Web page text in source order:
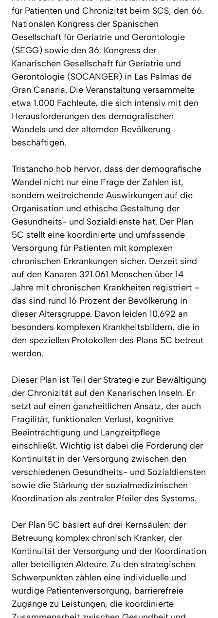
für Patienten und Chronizität beim SCS, den 66.
Nationalen Kongress der Spanischen
Gesellschaft für Geriatrie und Gerontologie
(SEGG) sowie den 36. Kongress der
Kanarischen Gesellschaft für Geriatrie und
Gerontologie (SOCANGER) in Las Palmas de
Gran Canaria. Die Veranstaltung versammelte
etwa 1.000 Fachleute, die sich intensiv mit den
Herausforderungen des demografischen
Wandels und der alternden Bevölkerung
beschäftigen.
Tristancho hob hervor, dass der demografische
Wandel nicht nur eine Frage der Zahlen ist,
sondern weitreichende Auswirkungen auf die
Organisation und ethische Gestaltung der
Gesundheits- und Sozialdienste hat. Der Plan
5C stellt eine koordinierte und umfassende
Versorgung für Patienten mit komplexen
chronischen Erkrankungen sicher. Derzeit sind
auf den Kanaren 321.061 Menschen über 14
Jahre mit chronischen Krankheiten registriert –
das sind rund 16 Prozent der Bevölkerung in
dieser Altersgruppe. Davon leiden 10.692 an
besonders komplexen Krankheitsbildern, die in
den speziellen Protokollen des Plans 5C betreut
werden.
Dieser Plan ist Teil der Strategie zur Bewältigung
der Chronizität auf den Kanarischen Inseln. Er
setzt auf einen ganzheitlichen Ansatz, der auch
Fragilität, funktionalen Verlust, kognitive
Beeinträchtigung und Langzeitpflege
einschließt. Wichtig ist dabei die Förderung der
Kontinuität in der Versorgung zwischen den
verschiedenen Gesundheits- und Sozialdiensten
sowie die Stärkung der sozialmedizinischen
Koordination als zentraler Pfeiler des Systems.
Der Plan 5C basiert auf drei Kernsäulen: der
Betreuung komplex chronisch Kranker, der
Kontinuität der Versorgung und der Koordination
aller beteiligten Akteure. Zu den strategischen
Schwerpunkten zählen eine individuelle und
würdige Patientenversorgung, barrierefreie
Zugänge zu Leistungen, die koordinierte